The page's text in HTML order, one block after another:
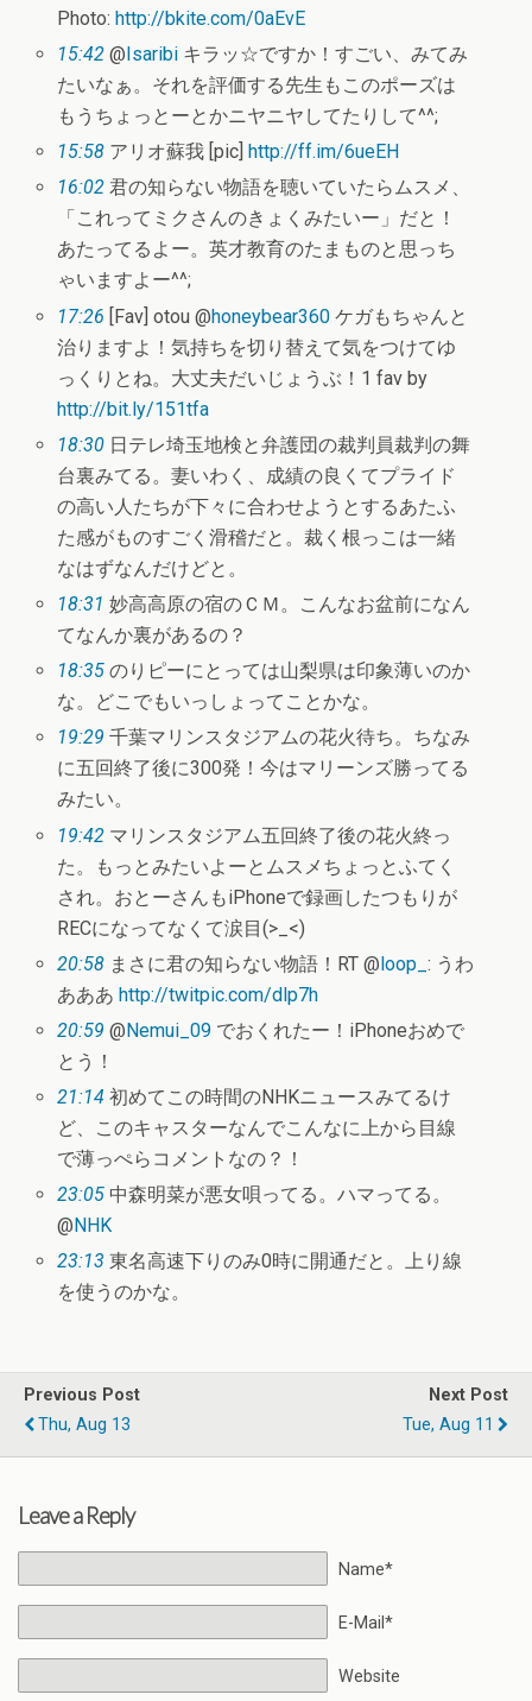
Photo:http://bkite.com/0aEvE
15:42 @Isaribi キラッ☆ですか！すごい、みてみ
たいなぁ。それを評価する先生もこのポーズは
もうちょっとーとかニヤニヤしてたりして^^;
15:58 アリオ蘇我 [pic] http://ff.im/6ueEH
16:02 君の知らない物語を聴いていたらムスメ、
「これってミクさんのきょくみたいー」だと！
あたってるよー。英才教育のたまものと思っち
ゃいますよー^^;
17:26 [Fav] otou @honeybear360 ケガもちゃんと
治りますよ！気持ちを切り替えて気をつけてゆ
っくりとね。大丈夫だいじょうぶ！1 fav by
http://bit.ly/151tfa
18:30 日テレ埼玉地検と弁護団の裁判員裁判の舞
台裏みてる。妻いわく、成績の良くてプライド
の高い人たちが下々に合わせようとするあたふ
た感がものすごく滑稽だと。裁く根っこは一緒
なはずなんだけどと。
18:31 妙高高原の宿のＣＭ。こんなお盆前になん
てなんか裏があるの？
18:35 のりピーにとっては山梨県は印象薄いのか
な。どこでもいっしょってことかな。
19:29 千葉マリンスタジアムの花火待ち。ちなみ
に五回終了後に300発！今はマリーンズ勝ってる
みたい。
19:42 マリンスタジアム五回終了後の花火終っ
た。もっとみたいよーとムスメちょっとふてく
され。おとーさんもiPhoneで録画したつもりが
RECになってなくて涙目(>_<)
20:58 まさに君の知らない物語！RT @loop_: うわ
あああhttp://twitpic.com/dlp7h
20:59 @Nemui_09 でおくれたー！iPhoneおめで
とう！
21:14 初めてこの時間のNHKニュースみてるけ
ど、このキャスターなんでこんなに上から目線
で薄っぺらコメントなの？！
23:05 中森明菜が悪女唄ってる。ハマってる。
@ NHK
23:13 東名高速下りのみ0時に開通だと。上り線
を使うのかな。
Previous Post
Thu, Aug 13
Next Post
Tue, Aug 11
Leave a Reply
Name*
E-Mail*
Website